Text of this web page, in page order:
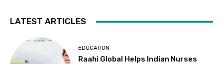
LATEST ARTICLES
EDUCATION
Raahi Global Helps Indian Nurses